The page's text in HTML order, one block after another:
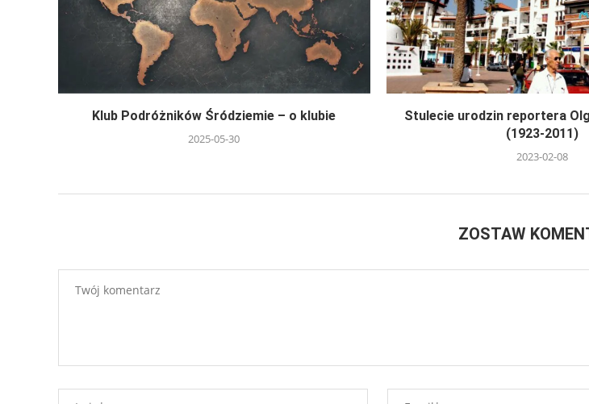
Klub Podróżników Śródziemie – o klubie
2025-05-30
Stulecie urodzin reportera
(1923-2011)
2023-02-08
ZOSTAW